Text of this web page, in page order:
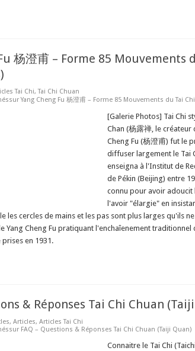
杨澄甫 – Forme 85 Mouvements
Tai Chi,Tai Chi Chuan
sur Yang Cheng Fu 杨澄甫 – Forme 85 Mouvements du Tai
[Galerie Photos] Tai Chi
Chan (杨露禅, le créateur
Cheng Fu (杨澄甫) fut le
diffuser largement le Tai
enseigna à l'Institut de
de Pékin (Beijing) entre
connu pour avoir
l'avoir "élargie" en
les cercles de mains et les pas sont plus larges qu'ils
Yang Cheng Fu pratiquant l'enchaîenement traditionnel
en 1931.
& Réponses Tai Chi Chuan
, Articles, Articles Tai Chi
sur FAQ – Questions & Réponses Tai Chi Chuan (Taiji Quan)
Connaitre le Tai Chi